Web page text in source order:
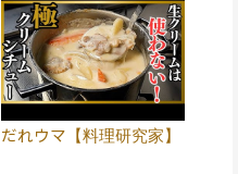
だれウマ【料理研究家】